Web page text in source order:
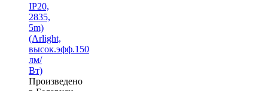
IP20,
2835,
5m)
(Arlight,
высок.эфф.150
лм/
Вт)
Произведено